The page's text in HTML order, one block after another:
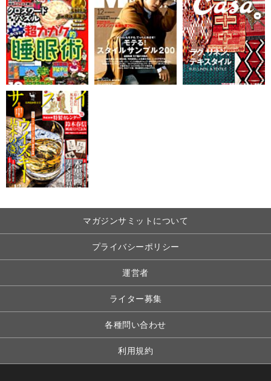
マガジンサミットについて
プライバシーポリシー
運営者
ライター募集
各種問い合わせ
利用規約